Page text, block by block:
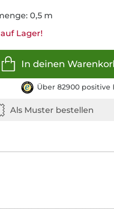
0,5 m
Lager!
In deinen
Über 82900